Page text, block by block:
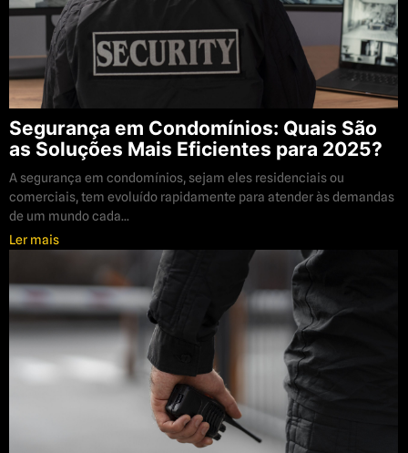
Segurança em Condomínios: Quais São
as Soluções Mais Eficientes para 2025?
A segurança em condomínios, sejam eles residenciais ou
comerciais, tem evoluído rapidamente para atender às demandas
de um mundo cada...
Ler mais